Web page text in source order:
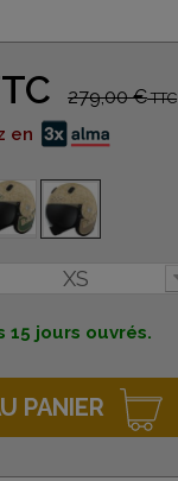
279,00 €TTC
en
XS
15 jours ouvrés.
PANIER